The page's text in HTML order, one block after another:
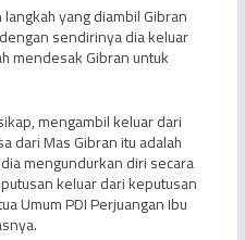
yang diambil Gibran
sendirinya dia keluar
mendesak Gibran untuk
mengambil keluar dari
dari Mas Gibran itu adalah
mengundurkan diri secara
keluar dari keputusan
Umum PDI Perjuangan Ibu